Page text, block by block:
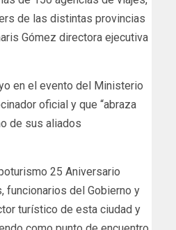
de las distintas provincias
Gómez directora ejecutiva
en el evento del Ministerio
oficial y que “abraza
de sus aliados
25 Aniversario
funcionarios del Gobierno y
turístico de esta ciudad y